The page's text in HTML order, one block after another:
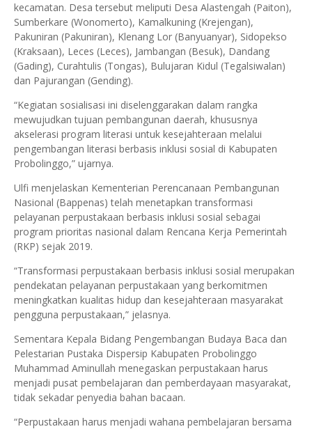
kecamatan. Desa tersebut meliputi Desa Alastengah (Paiton),
Sumberkare (Wonomerto), Kamalkuning (Krejengan),
Pakuniran (Pakuniran), Klenang Lor (Banyuanyar), Sidopekso
(Kraksaan), Leces (Leces), Jambangan (Besuk), Dandang
(Gading), Curahtulis (Tongas), Bulujaran Kidul (Tegalsiwalan)
dan Pajurangan (Gending).
“Kegiatan sosialisasi ini diselenggarakan dalam rangka
mewujudkan tujuan pembangunan daerah, khususnya
akselerasi program literasi untuk kesejahteraan melalui
pengembangan literasi berbasis inklusi sosial di Kabupaten
Probolinggo,” ujarnya.
Ulfi menjelaskan Kementerian Perencanaan Pembangunan
Nasional (Bappenas) telah menetapkan transformasi
pelayanan perpustakaan berbasis inklusi sosial sebagai
program prioritas nasional dalam Rencana Kerja Pemerintah
(RKP) sejak 2019.
“Transformasi perpustakaan berbasis inklusi sosial merupakan
pendekatan pelayanan perpustakaan yang berkomitmen
meningkatkan kualitas hidup dan kesejahteraan masyarakat
pengguna perpustakaan,” jelasnya.
Sementara Kepala Bidang Pengembangan Budaya Baca dan
Pelestarian Pustaka Dispersip Kabupaten Probolinggo
Muhammad Aminullah menegaskan perpustakaan harus
menjadi pusat pembelajaran dan pemberdayaan masyarakat,
tidak sekadar penyedia bahan bacaan.
“Perpustakaan harus menjadi wahana pembelajaran bersama